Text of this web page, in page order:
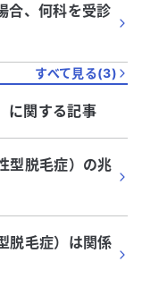
合、何科を受診
すべて見る(3)
に関する記事
型脱毛症）の兆
脱毛症）は関係